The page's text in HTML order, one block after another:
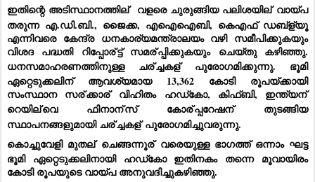
ഇതിന്റെ അടിസ്ഥാനത്തില്
  വളരെ ചുരുങ്ങിയ പലിശയില്
വായ്പ
തരുന്ന എ.ഡി.ബി., ജൈക്ക, എഐഐബി, കെഎഫ് ഡബ്‌ള്യൂ
എന്നിവരെ കേന്ദ്ര ധനകാര്യമന്ത്രാലയം വഴി സമീപിക്കുകയും
വിശദ പദ്ധതി റിപ്പോര്ട്ട് സമര്പ്പിക്കുകയും ചെയ്തു കഴിഞ്ഞു.
ധനസമാഹരണത്തിനുള്ള ചര്ച്ചകള് പുരോഗമിക്കുന്നു. ഭൂമി
ഏറ്റെടുക്കലിന് ആവശ്യമായ 13,362 കോടി രൂപയ്ക്കായി
സംസ്ഥാന സര്ക്കാര്
വിഹിതം ഹഡ്‌കോ, കിഫ്ബി, ഇന്ത്യന്
റെയില്വെ ഫിനാന്സ് കോര്പ്പറേഷന് തുടങ്ങിയ
സ്ഥാപനങ്ങളുമായി ചര്ച്ചകള് പുരോഗമിച്ചുവരുന്നു.
കൊച്ചുവേളി മുതല് ചെങ്ങന്നൂര് വരെയുള്ള ഭാഗത്ത് ഒന്നാം ഘട്ട
ഭൂമി ഏറ്റെടുക്കലിനായി ഹഡ്‌കോ ഇതിനകം തന്നെ മൂവായിരം
കോടി രൂപയുടെ വായ്പ അനുവദിച്ചുകഴിഞ്ഞു.